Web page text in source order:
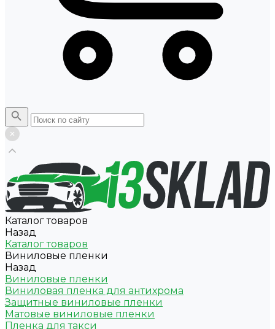
Каталог товаров
Назад
Каталог товаров
Виниловые пленки
Назад
Виниловые пленки
Виниловая пленка для антихрома
Защитные виниловые пленки
Матовые виниловые пленки
Пленка для такси